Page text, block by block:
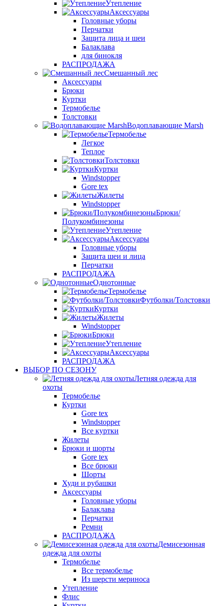
Утепление
Аксессуары
Головные уборы
Перчатки
Защита лица и шеи
Балаклава
для бинокля
РАСПРОДАЖА
Смешанный лес
Аксессуары
Брюки
Куртки
Термобелье
Толстовки
Водоплавающие Marsh
Термобелье
Легкое
Теплое
Толстовки
Куртки
Windstopper
Gore tex
Жилеты
Windstopper
Брюки/
Полукомбинезоны
Утепление
Аксессуары
Головные уборы
Защита шеи и лица
Перчатки
РАСПРОДАЖА
Однотонные
Термобелье
Футболки/Толстовки
Куртки
Жилеты
Windstopper
Брюки
Утепление
Аксессуары
РАСПРОДАЖА
ВЫБОР ПО СЕЗОНУ
Летняя одежда для
охоты
Термобелье
Куртки
Gore tex
Windstopper
Все куртки
Жилеты
Брюки и шорты
Gore tex
Все брюки
Шорты
Худи и рубашки
Аксессуары
Головные уборы
Балаклава
Перчатки
Ремни
РАСПРОДАЖА
Демисезонная
одежда для охоты
Термобелье
Все термобелье
Из шерсти мериноса
Утепление
Флис